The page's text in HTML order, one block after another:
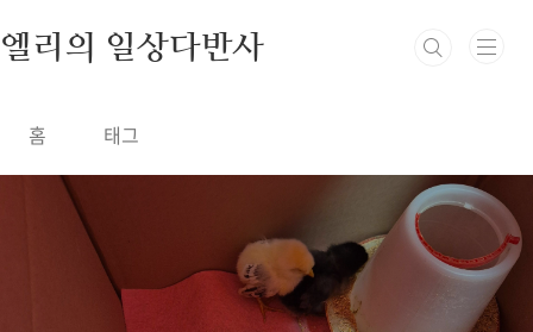
엘리의 일상다반사
홈 태그